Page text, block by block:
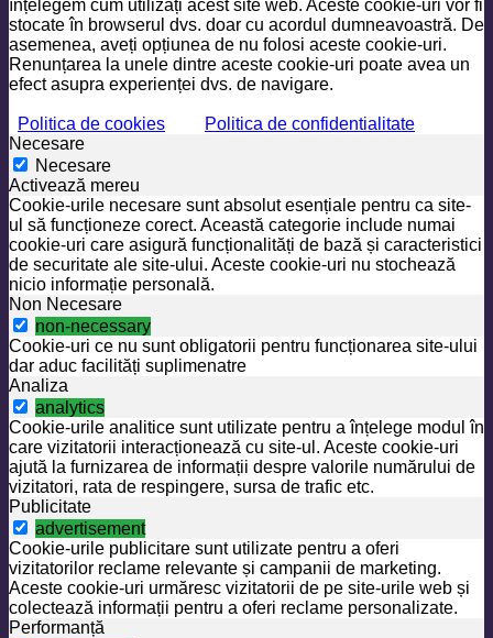
înțelegem cum utilizați acest site web. Aceste cookie-uri vor fi
stocate în browserul dvs. doar cu acordul dumneavoastră. De
asemenea, aveți opțiunea de nu folosi aceste cookie-uri.
Renunțarea la unele dintre aceste cookie-uri poate avea un
efect asupra experienței dvs. de navigare.
Politica de cookies
Politica de confidentialitate
Necesare
Necesare
Activează mereu
Cookie-urile necesare sunt absolut esențiale pentru ca site-
ul să funcționeze corect. Această categorie include numai
cookie-uri care asigură funcționalități de bază și caracteristici
de securitate ale site-ului. Aceste cookie-uri nu stochează
nicio informație personală.
Non Necesare
non-necessary
Cookie-uri ce nu sunt obligatorii pentru funcționarea site-ului
dar aduc facilități suplimenatre
Analiza
analytics
Cookie-urile analitice sunt utilizate pentru a înțelege modul în
care vizitatorii interacționează cu site-ul. Aceste cookie-uri
ajută la furnizarea de informații despre valorile numărului de
vizitatori, rata de respingere, sursa de trafic etc.
Publicitate
advertisement
Cookie-urile publicitare sunt utilizate pentru a oferi
vizitatorilor reclame relevante și campanii de marketing.
Aceste cookie-uri urmăresc vizitatorii de pe site-urile web și
colectează informații pentru a oferi reclame personalizate.
Performanță